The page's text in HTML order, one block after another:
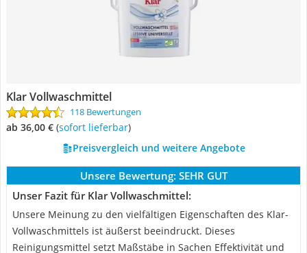
Klar Vollwaschmittel
118 Bewertungen
ab 36,00 € ( Sofort lieferbar)
Preisvergleich und weitere Angebote
Unsere Bewertung: SEHR GUT
Unser Fazit für Klar Vollwaschmittel:
Unsere Meinung zu den vielfältigen Eigenschaften des Klar-
Vollwaschmittels ist äußerst beeindruckt. Dieses
Reinigungsmittel setzt Maßstäbe in Sachen Effektivität und